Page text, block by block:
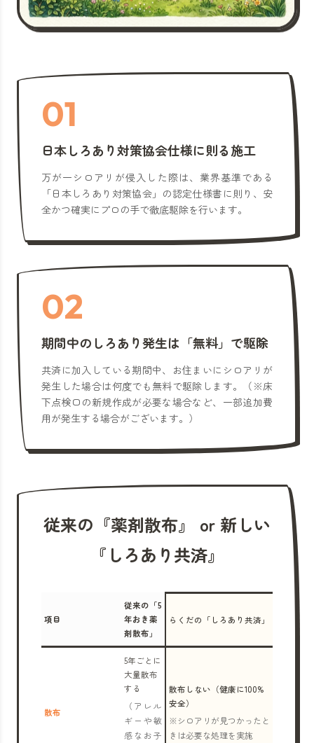
01
日本しろあり対策協会仕様に則る施工
万が一シロアリが侵入した際は、業界基準である
「日本しろあり対策協会」の認定仕様書に則り、安
全かつ確実にプロの手で徹底駆除を行います。
02
期間中のしろあり発生は「無料」で駆除
共済に加入している期間中、お住まいにシロアリが
発生した場合は何度でも無料で駆除します。（※床
下点検口の新規作成が必要な場合など、一部追加費
用が発生する場合がございます。）
従来の『薬剤散布』 or 新しい
『しろあり共済』
項目
従来の「5
年おき薬
剤散布」
らくだの「しろあり共済」
散布
5年ごとに
大量散布
する
（アレル
ギーや敏
感なお子
散布しない（健康に100%
安全）
※シロアリが見つかったと
きは必要な処理を実施